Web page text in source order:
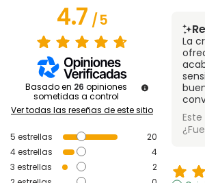
4.7/5
Basado en 26 opiniones
sometidas a control
Ver todas las reseñas de este sitio
5 estrellas
20
4estrellas
4
3 estrellas
2
La